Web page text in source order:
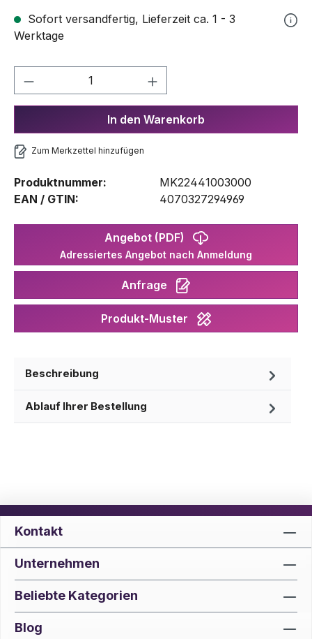
Sofort versandfertig, Lieferzeit ca. 1 - 3
Werktage
Produkt Anzahl: Gib den
In den Warenkorb
Zum Merkzettel hinzufügen
Produktnummer:
MK22441003000
EAN / GTIN:
4070327294969
Angebot (PDF)
Adressiertes Angebot nach Anmeldung
Anfrage
Produkt-Muster
Beschreibung
Ablauf Ihrer Bestellung
Kontakt
Unternehmen
Beliebte Kategorien
Blog